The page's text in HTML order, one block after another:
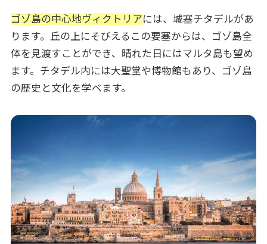
ゴゾ島の中心地ヴィクトリアには、城塞チタデルがあ
ります。丘の上にそびえるこの要塞からは、ゴゾ島全
体を見渡すことができ、晴れた日にはマルタ島も望め
ます。チタデル内には大聖堂や博物館もあり、ゴゾ島
の歴史と文化を学べます。